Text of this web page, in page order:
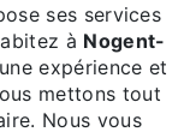
ses services
à Nogent-
expérience et
mettons tout
Nous vous